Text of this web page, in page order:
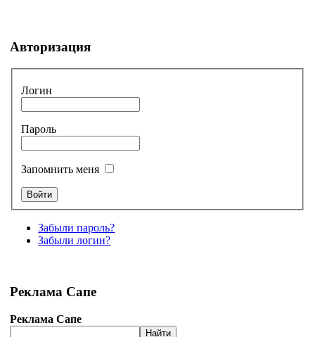
Авторизация
Логин
Пароль
Запомнить меня
Забыли пароль?
Забыли логин?
Реклама Сапе
Реклама Сапе